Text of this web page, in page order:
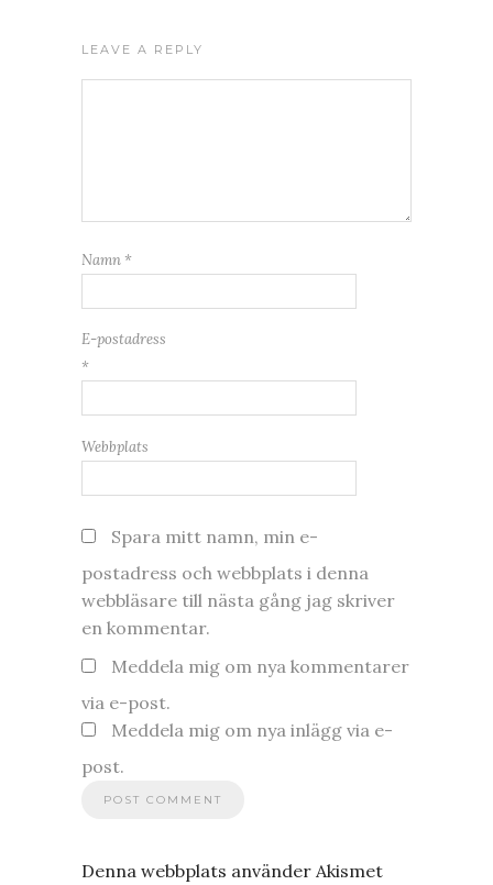
LEAVE A REPLY
Namn *
E-postadress
*
Webbplats
Spara mitt namn, min e-
postadress och webbplats i denna
webbläsare till nästa gång jag skriver
en kommentar.
Meddela mig om nya kommentarer
via e-post.
Meddela mig om nya inlägg via e-
post.
Denna webbplats använder Akismet